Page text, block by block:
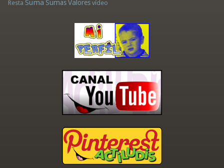
Resta Suma Sumas Valores vídeo